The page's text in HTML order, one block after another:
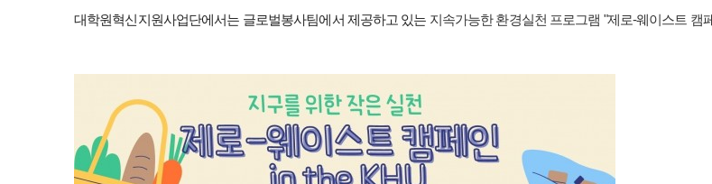
대학원혁신지원사업단에서는 글로벌봉사팀에서 제공하고 있는 지속가능한 환경실천 프로그램 "제로-웨이스트 캠